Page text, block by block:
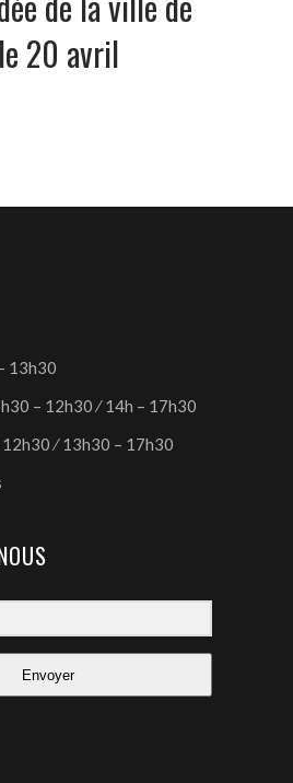
20 avril
13h30
– 12h30 ⁄ 14h – 17h30
⁄ 13h30 – 17h30
Envoyer